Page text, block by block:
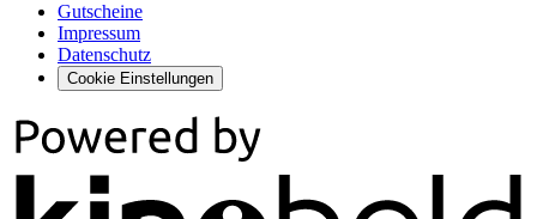
Gutscheine
Impressum
Datenschutz
Cookie Einstellungen